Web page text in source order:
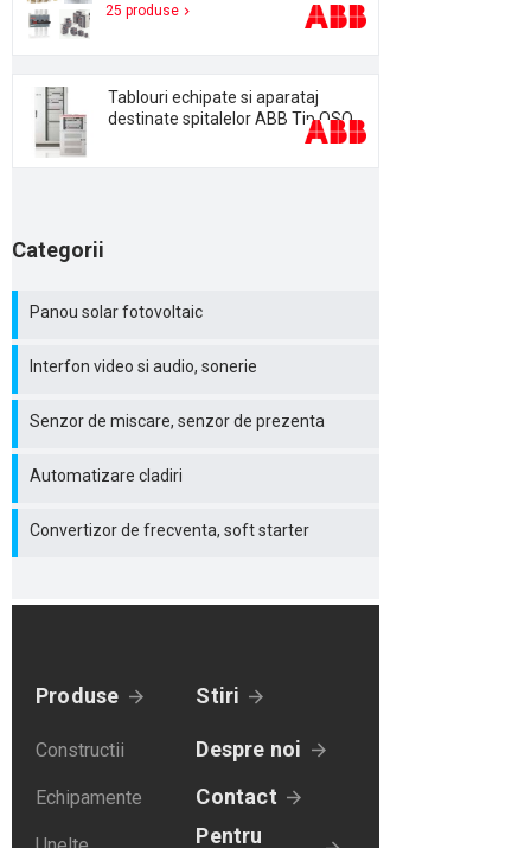
25 produse
Tablouri echipate si aparataj
destinate spitalelor ABB Tip QSO
Categorii
Panou solar fotovoltaic
Interfon video si audio, sonerie
Senzor de miscare, senzor de prezenta
Automatizare cladiri
Convertizor de frecventa, soft starter
Produse
Constructii
Echipamente
Stiri
Despre noi
Contact
Pentru